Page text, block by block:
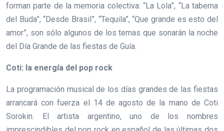
forman parte de la memoria colectiva: “La Lola”, “La taberna
del Buda”, “Desde Brasil”, “Tequila”, “Que grande es esto del
amor”, son sólo algunos de los temas que sonarán la noche
del Día Grande de las fiestas de Guía.
Coti: la energía del pop rock
La programación musical de los días grandes de las fiestas
arrancará con fuerza el 14 de agosto de la mano de Coti
Sorokin. El artista argentino, uno de los nombres